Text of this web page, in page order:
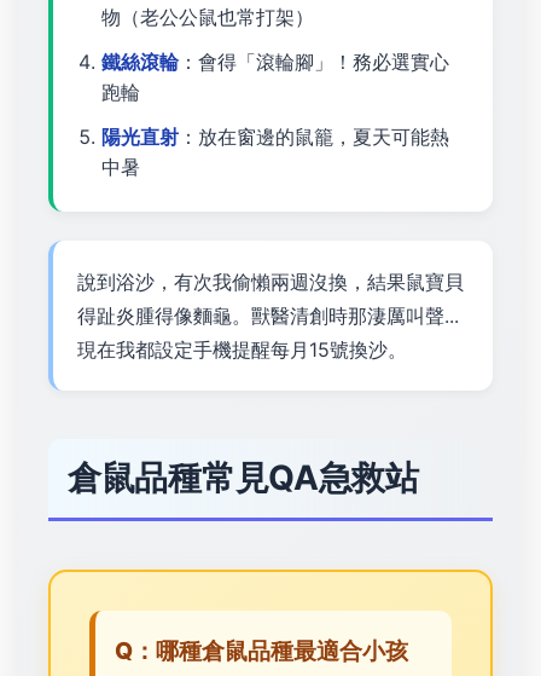
物（老公公鼠也常打架）
鐵絲滾輪：會得「滾輪腳」！務必選實心
跑輪
陽光直射 ：放在窗邊的鼠籠，夏天可能熱
中暑
說到浴沙，有次我偷懶兩週沒換，結果鼠寶貝
得趾炎腫得像麵龜。獸醫清創時那淒厲叫聲...
現在我都設定手機提醒每月15號換沙。
倉鼠品種常見QA急救站
Q：哪種倉鼠品種最適合小孩